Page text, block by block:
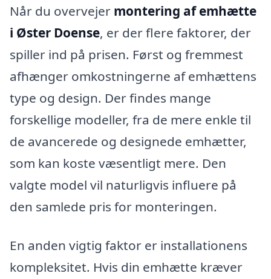
Når du overvejer montering af emhætte
i Øster Doense, er der flere faktorer, der
spiller ind på prisen. Først og fremmest
afhænger omkostningerne af emhættens
type og design. Der findes mange
forskellige modeller, fra de mere enkle til
de avancerede og designede emhætter,
som kan koste væsentligt mere. Den
valgte model vil naturligvis influere på
den samlede pris for monteringen.
En anden vigtig faktor er installationens
kompleksitet. Hvis din emhætte kræver